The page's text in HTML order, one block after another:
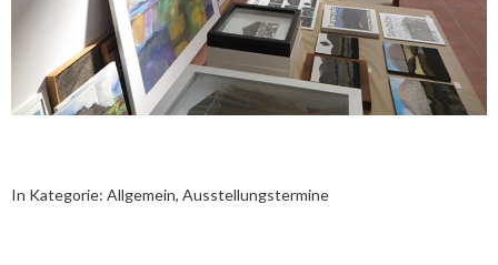
In Kategorie: Allgemein, Ausstellungstermine